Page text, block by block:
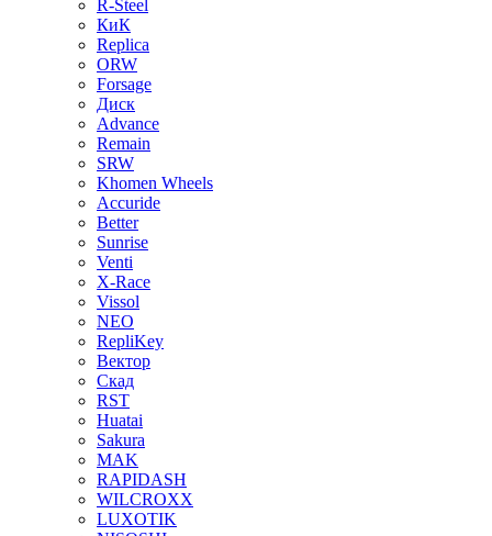
R-Steel
КиК
Replica
ORW
Forsage
Диск
Advance
Remain
SRW
Khomen Wheels
Accuride
Better
Sunrise
Venti
X-Race
Vissol
NEO
RepliKey
Вектор
Скад
RST
Huatai
Sakura
MAK
RAPIDASH
WILCROXX
LUXOTIK